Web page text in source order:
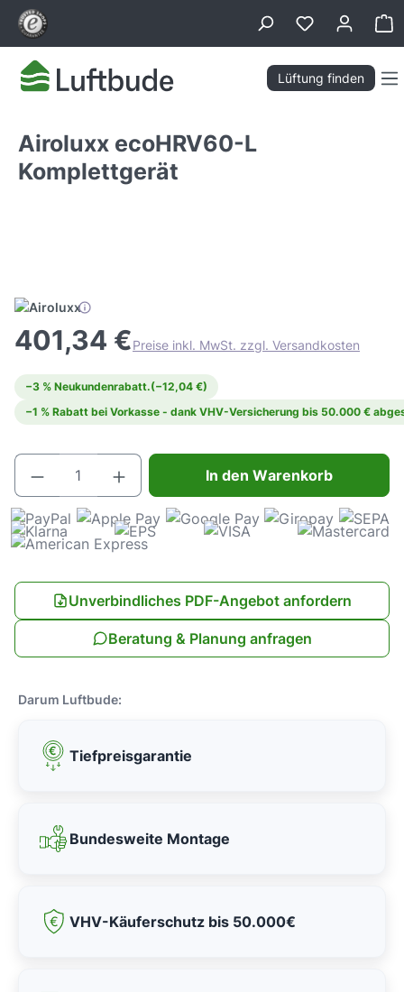
springen
Lüftung finden
Airoluxx ecoHRV60-L
Komplettgerät
Tiefpreis Garantie
401,34 €Preise inkl. MwSt. zzgl. Versandkosten
−3 % Neukundenrabatt.(−12,04 €)
−1 % Rabatt bei Vorkasse - dank VHV-Versicherung bis 50.000 €
Produkt Anzahl: Gib den gewünschten
In den Warenkorb
Unverbindliches PDF-Angebot anfordern
Beratung & Planung anfragen
Darum Luftbude:
Tiefpreisgarantie
Bundesweite Montage
VHV-Käuferschutz bis 50.000€